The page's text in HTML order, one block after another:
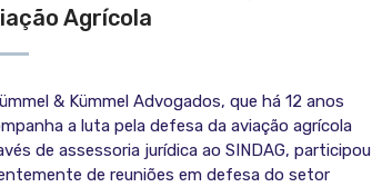
Agrícola
& Kümmel Advogados, que há 12 anos
a luta pela defesa da aviação agrícola
de assessoria jurídica ao SINDAG, participou
de reuniões em defesa do setor